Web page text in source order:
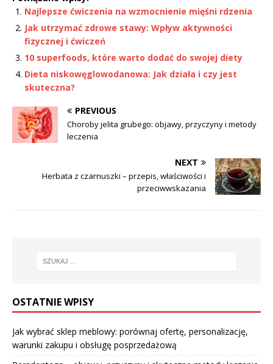
Najlepsze ćwiczenia na wzmocnienie mięśni rdzenia
Jak utrzymać zdrowe stawy: Wpływ aktywności
fizycznej i ćwiczeń
10 superfoods, które warto dodać do swojej diety
Dieta niskowęglowodanowa: Jak działa i czy jest
skuteczna?
PREVIOUS
Choroby jelita grubego: objawy, przyczyny i metody
leczenia
NEXT
Herbata z czarnuszki – przepis, właściwości i
przeciwwskazania
OSTATNIE WPISY
Jak wybrać sklep meblowy: porównaj ofertę, personalizację,
warunki zakupu i obsługę posprzedażową